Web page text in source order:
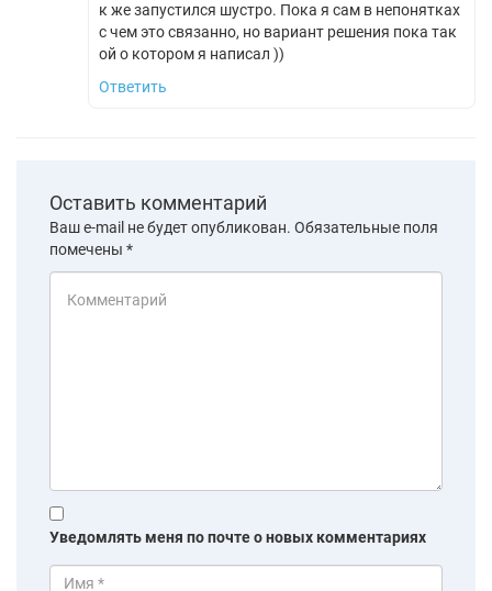
к же запустился шустро. Пока я сам в непонятках
с чем это связанно, но вариант решения пока так
ой о котором я написал ))
Ответить
Оставить комментарий
Ваш e-mail не будет опубликован. Обязательные поля
помечены *
Уведомлять меня по почте о новых комментариях